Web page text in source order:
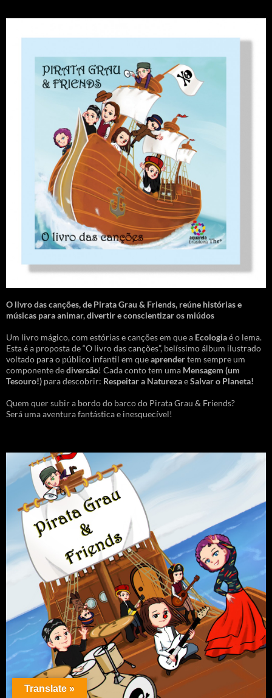
O livro das canções,de Pirata Grau & Friends, reúne histórias e
músicas para animar, divertir e conscientizar os miúdos
Um livro mágico, com estórias e canções em que a Ecologiaé o lema.
Esta é a proposta de “O livro das canções”, belíssimo álbum ilustrado
voltado para o público infantil em queaprendertem sempre um
componente dediversão! Cada conto tem uma Mensagem (um
Tesouro!) para descobrir: Respeitar a NaturezaeSalvar o Planeta!
Quem quer subir a bordo do barco do Pirata Grau & Friends?
Será uma aventura fantástica e inesquecível!
Translate »